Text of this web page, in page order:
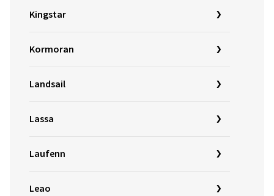
Kingstar
Kormoran
Landsail
Lassa
Laufenn
Leao